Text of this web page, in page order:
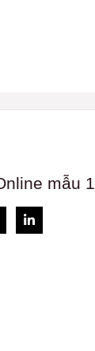
mẫu 1